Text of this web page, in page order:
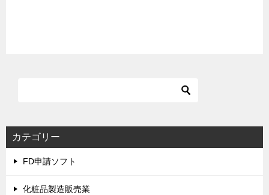
カテゴリー
FD申請ソフト
化粧品製造販売業